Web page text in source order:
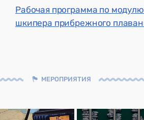
Рабочая программа по
шкипера прибрежного
МЕРОПРИЯТИЯ